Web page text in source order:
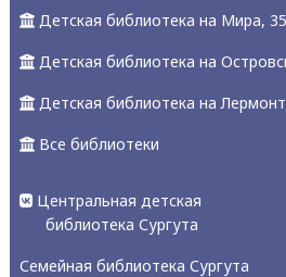
Детская библиотека на Мира, 35
Детская библиотека на
Детская библиотека на
Все библиотеки
Центральная детская
библиотека Сургута
Семейная библиотека Сургута